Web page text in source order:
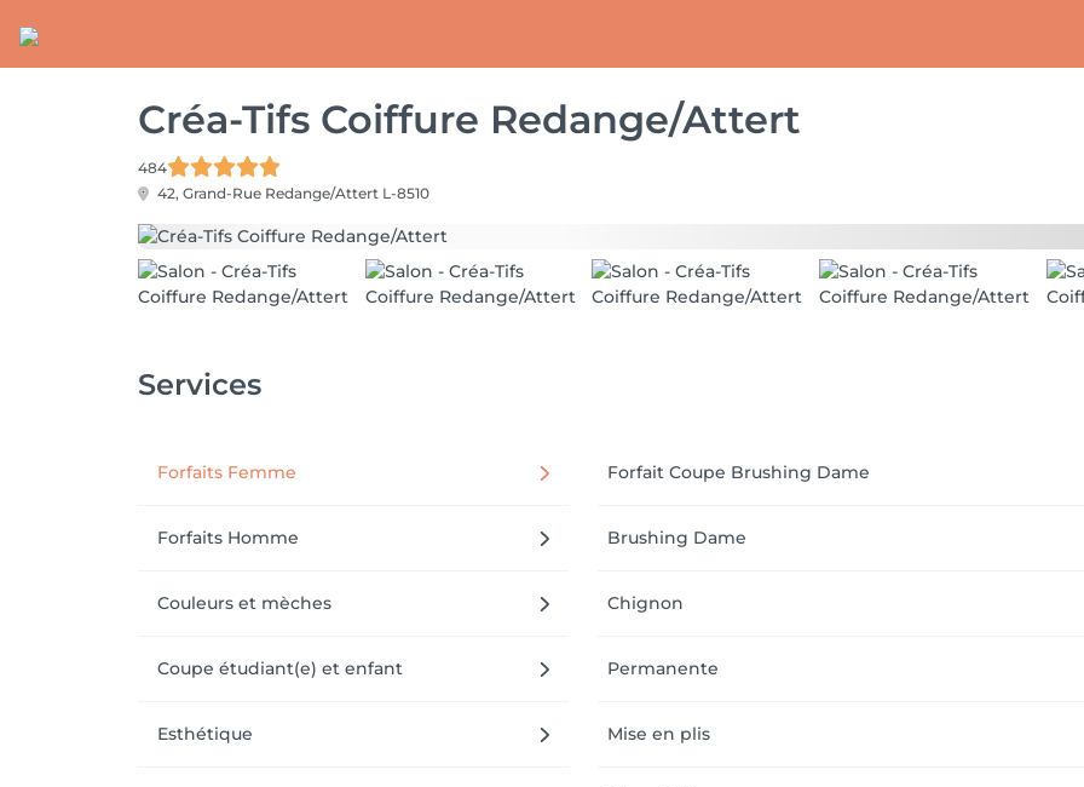
Créa-Tifs Coiffure Redange/Attert
484
42, Grand-Rue Redange/Attert L-8510
Services
Forfaits Femme
Forfaits Homme
Couleurs et mèches
Coupe étudiant(e) et enfant
Esthétique
Forfait Coupe Brushing Dame
Brushing Dame
Chignon
Permanente
Mise en plis